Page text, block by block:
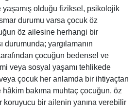
olduğu fiziksel, psikolojik
durumu varsa çocuk öz
öz ailesine herhangi bir
durumunda; yargılamanın
çocuğun bedensel ve
veya sosyal yaşamı tehlikede
çocuk her anlamda bir ihtiyaçtan
hâkim bakıma muhtaç çocuğun, öz
koruyucu bir ailenin yanına verebilir